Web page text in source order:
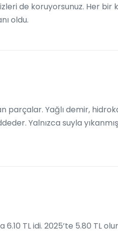
de koruyorsunuz. Her bir
oldu.
parçalar. Yağlı demir,
Yalnızca suyla
TL idi. 2025’te 5.80 TL